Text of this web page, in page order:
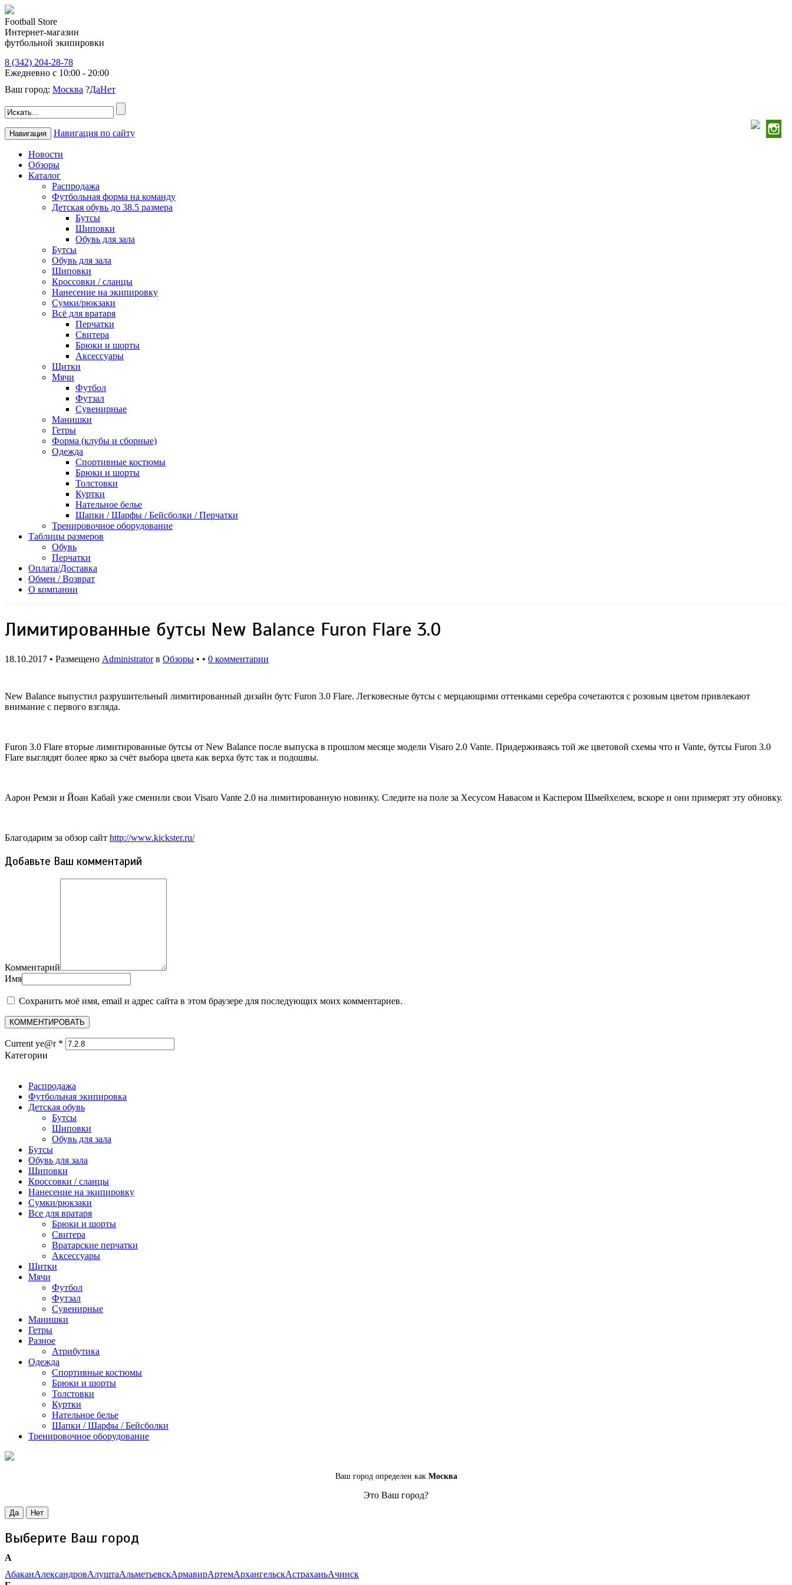
Football Store
Интернет-магазин
футбольной экипировки
8 (342) 204-28-78
Ежедневно с 10:00 - 20:00
Ваш город: Москва ?ДаНет
Навигация Навигация по сайту
Новости
Обзоры
Каталог
Распродажа
Футбольная форма на команду
Детская обувь до 38.5 размера
Бутсы
Шиповки
Обувь для зала
Бутсы
Обувь для зала
Шиповки
Кроссовки / сланцы
Нанесение на экипировку
Сумки/рюкзаки
Всё для вратаря
Перчатки
Cвитера
Брюки и шорты
Аксессуары
Щитки
Мячи
Футбол
Футзал
Сувенирные
Манишки
Гетры
Форма (клубы и сборные)
Одежда
Спортивные костюмы
Брюки и шорты
Толстовки
Куртки
Нательное белье
Шапки / Шарфы / Бейсболки / Перчатки
Тренировочное оборудование
Таблицы размеров
Обувь
Перчатки
Оплата/Доставка
Обмен / Возврат
О компании
Лимитированные бутсы New Balance Furon Flare 3.0
18.10.2017 • Размещено Administratorв Обзоры • • 0 комментарии
New Balance выпустил разрушительный лимитированный дизайн бутс Furon 3.0 Flare. Легковесные бутсы с мерцающими оттенками серебра сочетаются с розовым цветом привлекают
внимание с первого взгляда.
Furon 3.0 Flare вторые лимитированные бутсы от New Balance после выпуска в прошлом месяце модели Visaro 2.0 Vante. Придерживаясь той же цветовой схемы что и Vante, бутсы Furon 3.0
Flare выглядят более ярко за счёт выбора цвета как верха бутс так и подошвы.
Аарон Ремзи и Йоан Кабай уже сменили свои Visaro Vante 2.0 на лимитированную новинку. Следите на поле за Хесусом Навасом и Каспером Шмейхелем, вскоре и они примерят эту обновку.
Благодарим за обзор сайт http://www.kickster.ru/
Добавьте Ваш комментарий
Комментарий
Имя
Сохранить моё имя, email и адрес сайта в этом браузере для последующих моих комментариев.
Current ye@r *
Категории
Распродажа
Футбольная экипировка
Детская обувь
Бутсы
Шиповки
Обувь для зала
Бутсы
Обувь для зала
Шиповки
Кроссовки / сланцы
Нанесение на экипировку
Сумки/рюкзаки
Все для вратаря
Брюки и шорты
Cвитера
Вратарские перчатки
Аксессуары
Щитки
Мячи
Футбол
Футзал
Сувенирные
Манишки
Гетры
Разное
Атрибутика
Одежда
Спортивные костюмы
Брюки и шорты
Толстовки
Куртки
Нательное белье
Шапки / Шарфы / Бейсболки
Тренировочное оборудование
Ваш город определен как Москва
Это Ваш город?
Да Нет
Выберите Ваш город
А
АбаканАлександровАлуштаАльметьевскАрмавирАртемАрхангельскАстраханьАчинск